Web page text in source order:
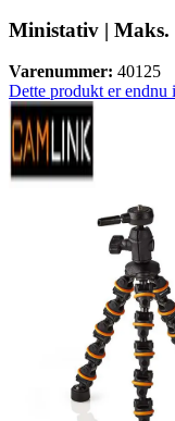
Ministativ | Maks.
Varenummer: 40125
Dette produkt er endnu